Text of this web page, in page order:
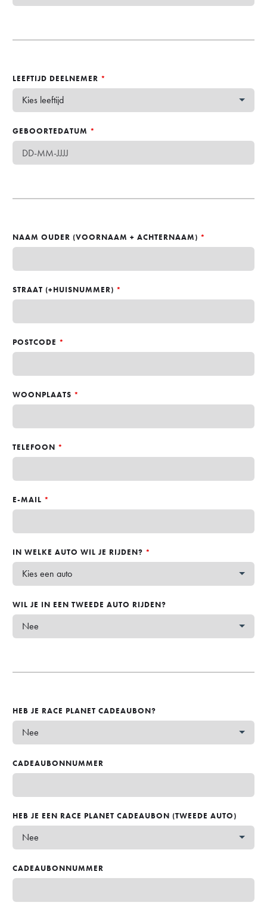
LEEFTIJD DEELNEMER *
GEBOORTEDATUM *
NAAM OUDER (VOORNAAM + ACHTERNAAM) *
STRAAT (+HUISNUMMER) *
POSTCODE *
WOONPLAATS *
TELEFOON *
E-MAIL *
IN WELKE AUTO WIL JE RIJDEN? *
WIL JE IN EEN TWEEDE AUTO RIJDEN?
HEB JE RACE PLANET CADEAUBON?
CADEAUBONNUMMER
HEB JE EEN RACE PLANET CADEAUBON (TWEEDE AUTO)
CADEAUBONNUMMER